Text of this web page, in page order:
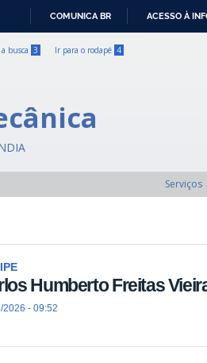
COMUNICA BR ACESSO À
busca 3 Ir para o rodapé 4
Serviços
Humberto Freitas
2026 - 09:52